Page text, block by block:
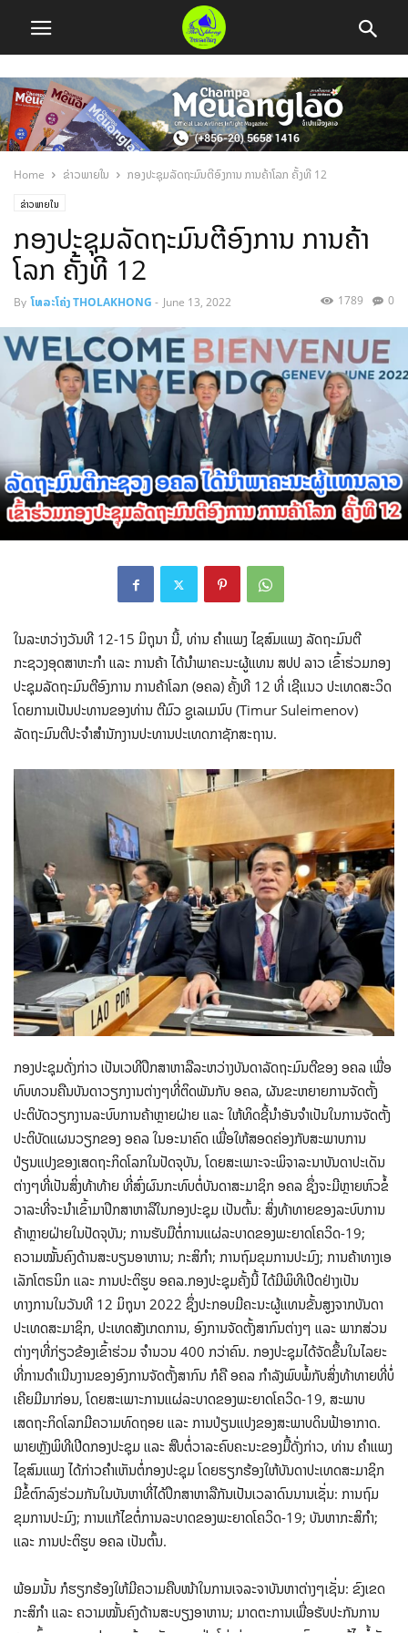
Home ຂ່າວພາຍໃນ ກອງປະຊຸມລັດຖະມົນຕີອົງການ ການຄ້າໂລກ ຄັ້ງທີ 12
ຂ່າວພາຍໃນ
ກອງປະຊຸມລັດຖະມົນຕີອົງການ ການຄ້າ
ໂລກ ຄັ້ງທີ 12
By ໂທລະໂຄ່ງ THOLAKHONG - June 13, 2022 0
1789
ໃນລະຫວ່າງວັນທີ 12-15 ມິຖຸນາ ນີ້, ທ່ານ ຄຳແພງ ໄຊສົມແພງ ລັດຖະມົນຕີ
ກະຊວງອຸດສາຫະກຳ ແລະ ການຄ້າ ໄດ້ນໍາພາຄະນະຜູ້ແທນ ສປປ ລາວ ເຂົ້າຮ່ວມກອງ
ປະຊຸມລັດຖະມົນຕີອົງການ ການຄ້າໂລກ (ອຄລ) ຄັ້ງທີ 12 ທີ່ ເຊີແນວ ປະເທດສະວິດ
ໂດຍການເປັນປະທານຂອງທ່ານ ຕີມົວ ຊູເລເມນົບ (Timur Suleimenov)
ລັດຖະມົນຕີປະຈໍາສໍານັກງານປະທານປະເທດກາຊັກສະຖານ.
ກອງປະຊຸມດັ່ງກ່າວ ເປັນເວທີປຶກສາຫາລືລະຫວ່າງບັນດາ​ລັດຖະມົນຕີຂອງ ອຄລ​ ເພື່ອ​
ທົບທວນ​ຄືນ​ບັນດາວຽກງານຕ່າງໆທີ່ຕິດພັນກັບ ອຄລ, ຜັນຂະຫຍາຍການຈັດຕັ້ງ
ປະຕິບັດວຽກງານລະບົບ​ການ​ຄ້າ​ຫຼາຍ​ຝ່າຍ ແລະ ໃຫ້ທິດຊີ້ນຳອັນຈຳເປັນໃນການຈັດຕັ້ງ
ປະຕິບັດແຜນ​ວຽກ​ຂອງ ອຄລ ໃນ​ອະນາຄົດ ເພື່ອໃຫ້ສອດຄ່ອງກັບສະພາບການ
ປ່ຽນແປງຂອງເສດຖະກິດໂລກໃນປັດຈຸບັນ, ໂດຍສະເພາະຈະພິຈາລະນາບັນດາປະເດັນ
ຕ່າງໆທີ່ເປັນສິ່ງທ້າທ້າຍ ທີ່ສົ່ງຜົນກະທົບຕໍ່ບັນດາສະມາຊິກ ອຄລ ຊຶ່ງຈະມີຫຼາຍຫົວຂໍ້
ວາລະທີ່ຈະນຳເຂົ້າມາປຶກສາຫາລືໃນກອງປະຊຸມ ເປັນຕົ້ນ: ສິ່ງທ້າທາຍຂອງລະບົບການ
ຄ້າຫຼາຍຝ່າຍໃນປັດຈຸບັນ; ການຮັບມືຕໍ່ການແຜ່ລະບາດຂອງພະຍາດໂຄວິດ-19;
ຄວາມໝັ້ນຄົງດ້ານສະບຽນອາຫານ; ກະສິກຳ; ການຖົມຂຸມການປະມົງ; ການຄ້າທາງເອ
ເລັກໂຕຣນິກ ແລະ ການປະຕິຮູບ ອຄລ.ກອງປະຊຸມຄັ້ງນີ້ ໄດ້ມີພິທີເປີດຢ່າງເປັນ
ທາງການໃນວັນທີ 12 ມິຖຸນາ 2022 ຊຶ່ງປະກອບມີຄະນະຜູ້ແທນຂັ້ນສູງຈາກບັນດາ
ປະເທດສະມາຊິກ, ປະເທດສັງເກດການ, ອົງກ​ານຈັດຕັ້ງສາກົນຕ່າງໆ ແລະ ພາກສ່ວນ
ຕ່າງໆທີ່ກ່ຽວຂ້ອງເຂົ້າຮ່ວມ ຈໍານວນ 400 ກວ່າຄົນ. ກອງປະຊຸມໄດ້ຈັດຂຶ້ນໃນໄລຍະ
ທີ່ການດໍາເນີນງານຂອງອົງການຈັດຕັ້ງສາກົນ ກໍຄື ອຄລ ກໍາລັງພົບພໍ້ກັບສິ່ງທ້າທາຍທີ່ບໍ່
ເຄີຍມີມາກ່ອນ, ໂດຍສະເພາະການແຜ່ລະບາດຂອງພະຍາດໂຄວິດ-19, ສະພາບ
ເສດຖະກິດໂລກມີຄວາມທົດຖອຍ ແລະ ການປ່ຽນແປງຂອງສະພາບດິນຟ້າອາກາດ.
ພາຍຫຼັງພິທີເປີດກອງປະຊຸມ ແລະ ສືບຕໍ່ວາລະຄົບຄະນະຂອງມື້ດັ່ງກ່າວ, ທ່ານ ຄຳແພງ
ໄຊສົມແພງ ໄດ້ກ່າວຄໍາເຫັນຕໍ່ກອງປະຊຸມ ໂດຍຮຽກຮ້ອງໃຫ້ບັນດາປະເທດສະມາຊິກ
ມີຂໍ້ຕົກລົງຮ່ວມກັນໃນບັນຫາທີ່ໄດ້ປຶກສາຫາລືກັນເປັນເວລາດົນນານເຊັ່ນ: ການຖົມ
ຂຸມການປະມົງ; ການແກ້ໄຂຕໍ່ການລະບາດຂອງພະຍາດໂຄວິດ-19; ບັນຫາກະສິກຳ;
ແລະ ການປະຕິຮູບ ອຄລ ເປັນຕົ້ນ.
ພ້ອມນັ້ນ ກໍຮຽກຮ້ອງໃຫ້ມີຄວາມຄືບໜ້າໃນການເຈລະຈາບັນຫາຕ່າງໆເຊັ່ນ: ຂົງເຂດ
ກະສິກໍາ ແລະ ຄວາມໝັ້ນຄົງດ້ານສະບຽງອາຫານ; ມາດຕະການເພື່ອຮັບປະກັນການ